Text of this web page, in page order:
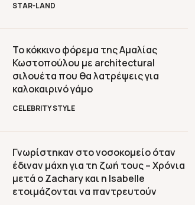
STAR-LAND
CELEBRITY STYLE
Το κόκκινο φόρεμα της Αμαλίας
Κωστοπούλου με architectural
σιλουέτα που θα λατρέψεις για
καλοκαιρινό γάμο
Γνωρίστηκαν στο νοσοκομείο όταν
έδιναν μάχη για τη ζωή τους – Χρόνια
μετά ο Zachary και η Isabelle
ετοιμάζονται να παντρευτούν